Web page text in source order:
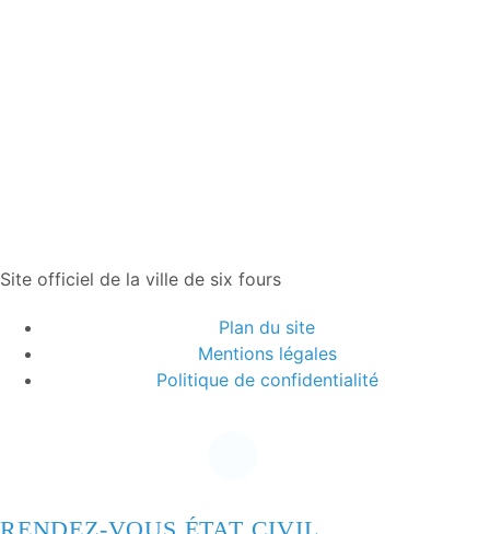
Site officiel de la ville de six fours
Plan du site
Mentions légales
Politique de confidentialité